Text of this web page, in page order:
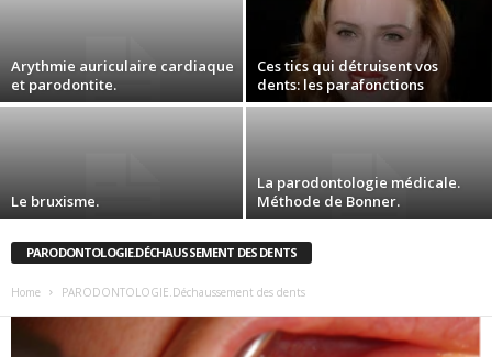
Arythmie auriculaire cardiaque
et parodontite.
Ces tics qui détruisent vos
dents: les parafonctions
Le bruxisme.
La parodontologie médicale.
Méthode de Bonner.
PARODONTOLOGIE.DÉCHAUSSEMENT DES DENTS
Home PARODONTOLOGIE.Déchaussement des dents